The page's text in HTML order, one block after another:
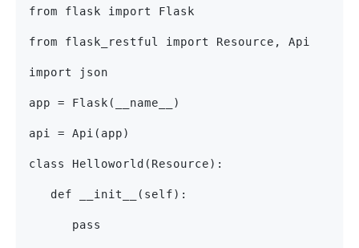
from flask import Flask
from flask_restful import Resource, Api
import json
app = Flask(__name__)
api = Api(app)
class Helloworld(Resource):
   def __init__(self):
      pass